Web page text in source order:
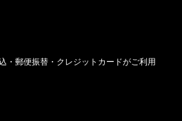
・郵便振替・クレジットカードがご利用